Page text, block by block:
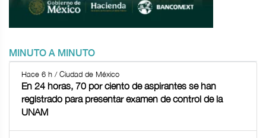
MINUTO A MINUTO
Hace 6 h / Ciudad de México
En 24 horas, 70 por ciento de aspirantes se han
registrado para presentar examen de control de la
UNAM